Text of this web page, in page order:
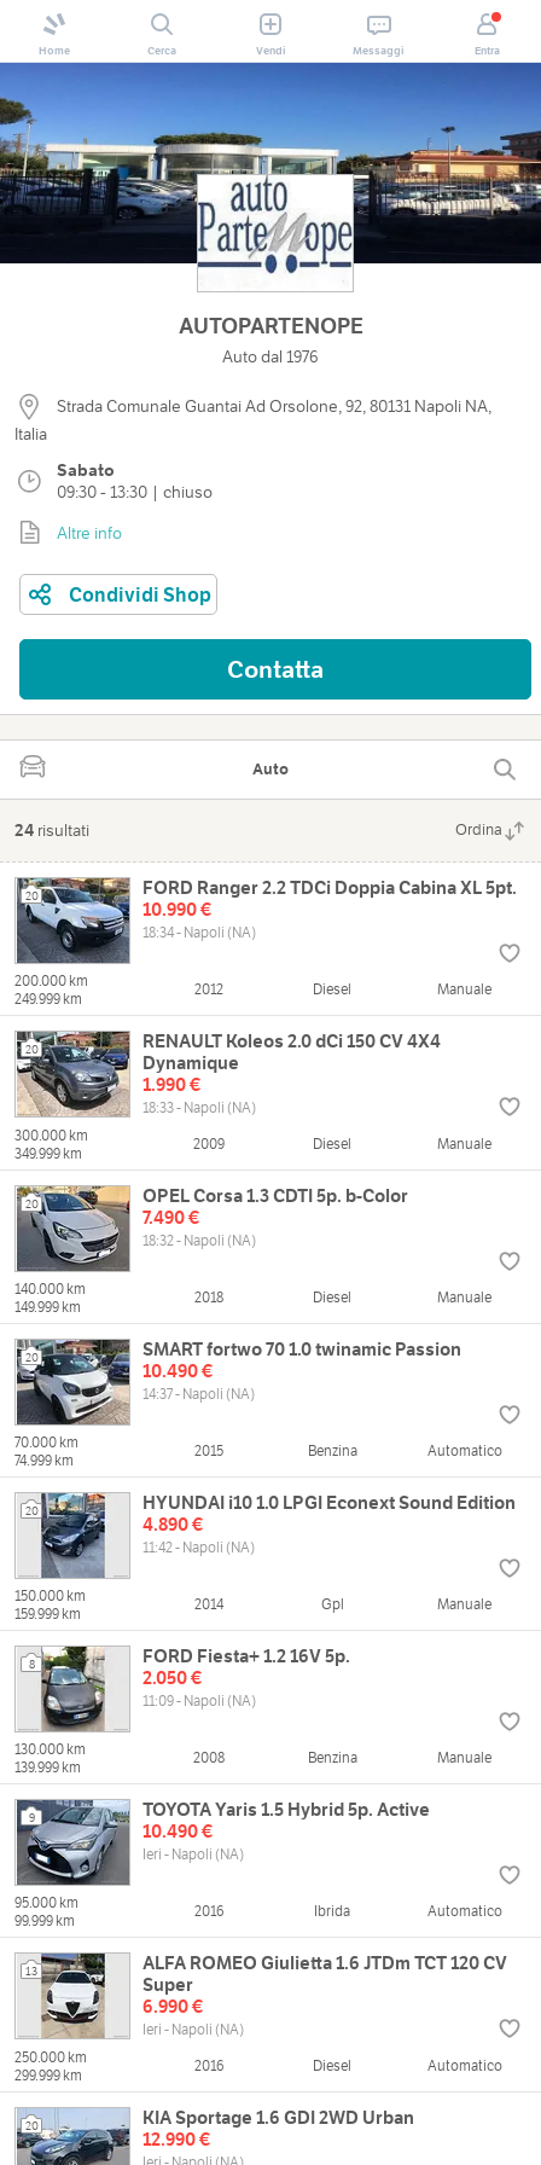
Home Cerca Vendi Messaggi Entra
AUTOPARTENOPE
Auto dal 1976
Strada Comunale Guantai Ad Orsolone, 92, 80131 Napoli NA,
Italia
Sabato
09:30 - 13:30 | chiuso
Altre info
Condividi Shop
Contatta
Auto
24 risultati Ordina
20
FORD Ranger 2.2 TDCi Doppia Cabina XL 5pt.
10.990 €
18:34 - Napoli (NA)
200.000 km
249.999 km
2012 Diesel Manuale
20
RENAULT Koleos 2.0 dCi 150 CV 4X4
Dynamique
1.990 €
18:33 - Napoli (NA)
300.000 km
349.999 km
2009 Diesel Manuale
20
OPEL Corsa 1.3 CDTI 5p. b-Color
7.490 €
18:32 - Napoli (NA)
140.000 km
149.999 km
2018 Diesel Manuale
20
SMART fortwo 70 1.0 twinamic Passion
10.490 €
14:37 - Napoli (NA)
70.000 km
74.999 km
2015 Benzina Automatico
20
HYUNDAI i10 1.0 LPGI Econext Sound Edition
4.890 €
11:42 - Napoli (NA)
150.000 km
159.999 km
2014 Gpl Manuale
8
FORD Fiesta+ 1.2 16V 5p.
2.050 €
11:09 - Napoli (NA)
130.000 km
139.999 km
2008 Benzina Manuale
9
TOYOTA Yaris 1.5 Hybrid 5p. Active
10.490 €
Ieri - Napoli (NA)
95.000 km
99.999 km
2016 Ibrida Automatico
13
ALFA ROMEO Giulietta 1.6 JTDm TCT 120 CV
Super
6.990 €
Ieri - Napoli (NA)
250.000 km
299.999 km
2016 Diesel Automatico
20
KIA Sportage 1.6 GDI 2WD Urban
12.990 €